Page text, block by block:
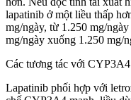
lapatinib ở một liều thấp
mg/ngày, từ 1.250 mg/
mg/ngày xuống 1.250 mg/
Các tương tác với CYP3A4
Lapatinib phối hợp với